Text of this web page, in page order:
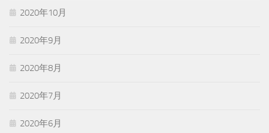
2020年10月
2020年9月
2020年8月
2020年7月
2020年6月